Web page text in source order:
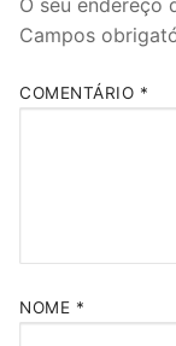
Campos
COMENTÁRIO *
NOME *